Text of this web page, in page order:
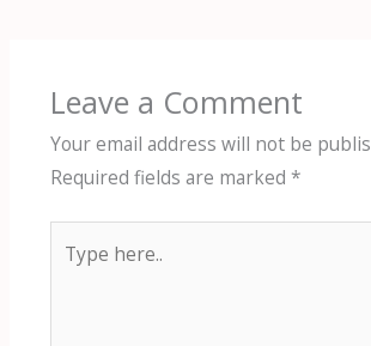
Leave a Comment
Your email address will not be
Required fields are marked *
here..